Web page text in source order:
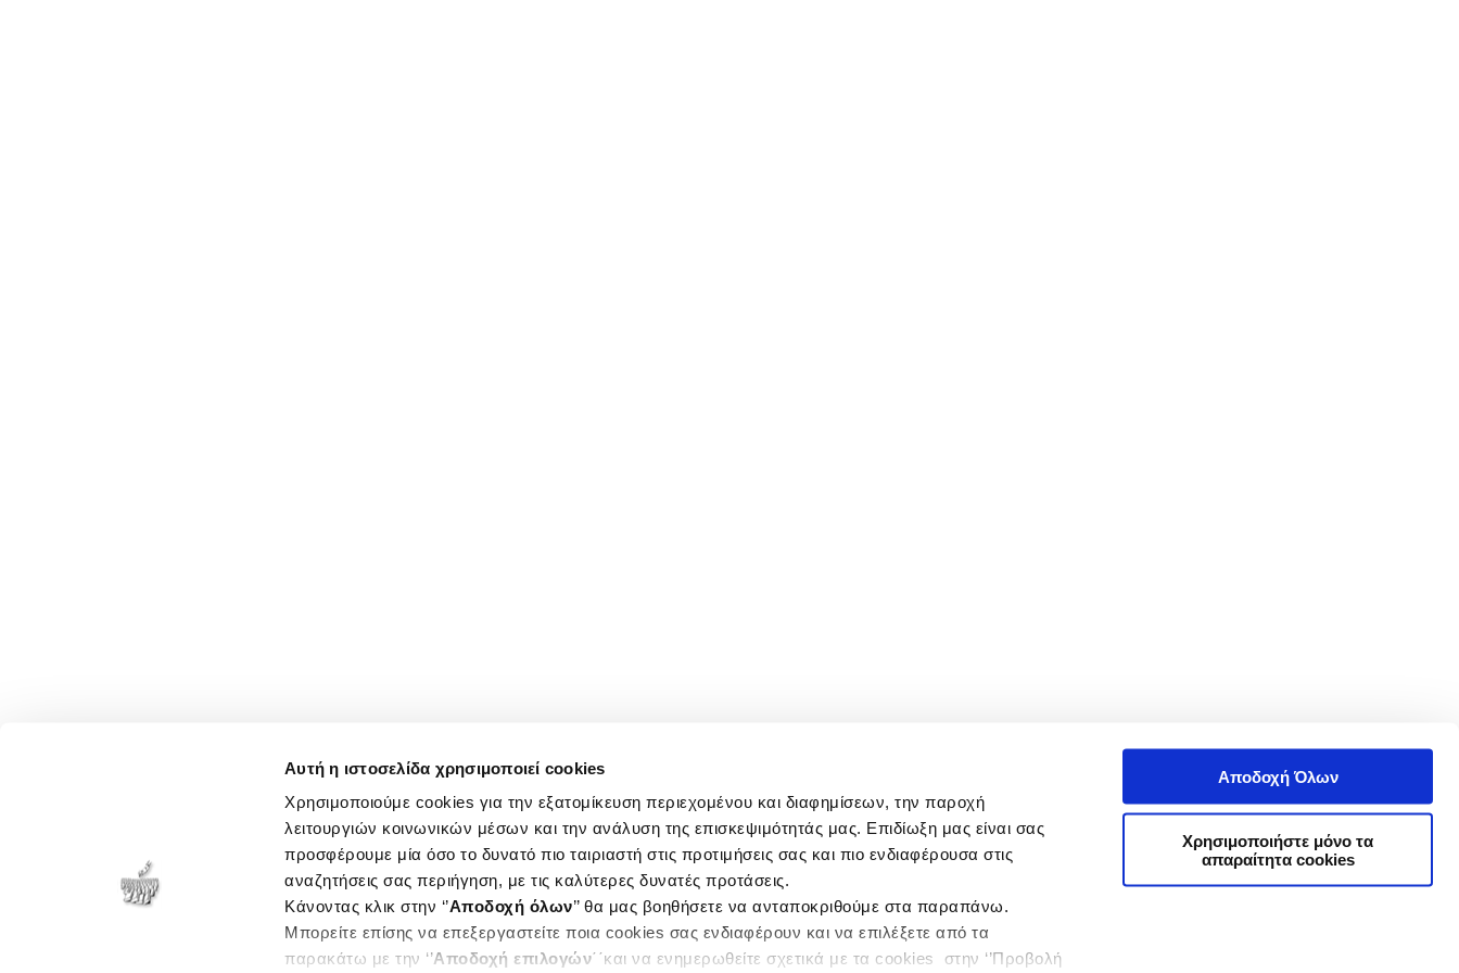
Αυτή η ιστοσελίδα χρησιμοποιεί cookies
Χρησιμοποιούμε cookies για την εξατομίκευση περιεχομένου και διαφημίσεων, την παροχή
λειτουργιών κοινωνικών μέσων και την ανάλυση της επισκεψιμότητάς μας. Επιδίωξη μας είναι σας
προσφέρουμε μία όσο το δυνατό πιο ταιριαστή στις προτιμήσεις σας και πιο ενδιαφέρουσα στις
αναζητήσεις σας περιήγηση, με τις καλύτερες δυνατές προτάσεις.
Κάνοντας κλικ στην ‘’Αποδοχή όλων’’ θα μας βοηθήσετε να ανταποκριθούμε στα παραπάνω.
Μπορείτε επίσης να επεξεργαστείτε ποια cookies σας ενδιαφέρουν και να επιλέξετε από τα
παρακάτω με την ‘’Αποδοχή επιλογών΄΄και να ενημερωθείτε σχετικά με τα cookies στην ‘’Προβολή
Αποδοχή Όλων
Χρησιμοποιήστε μόνο τα
απαραίτητα cookies